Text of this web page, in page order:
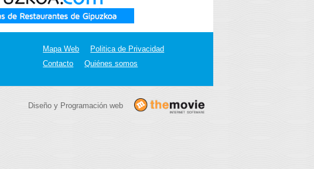
Mapa Web
Politica de Privacidad
Contacto
Quiénes somos
Diseño y Programación web